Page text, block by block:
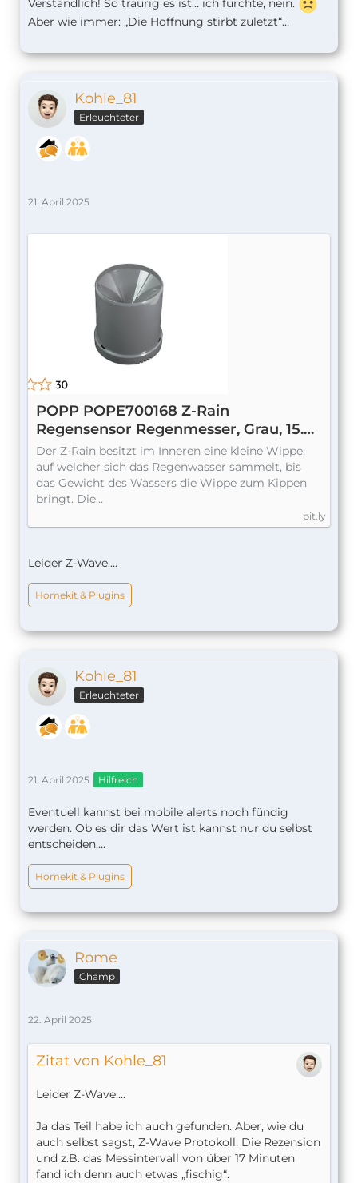
Verständlich! So traurig es ist… ich fürchte, nein.
Aber wie immer: „Die Hoffnung stirbt zuletzt“…
Kohle_81
Erleuchteter
21. April 2025
POPP POPE700168 Z-Rain
Regensensor Regenmesser, Grau, 15.5
x 14.1 x 13.8 cm
Der Z-Rain besitzt im Inneren eine kleine Wippe,
auf welcher sich das Regenwasser sammelt, bis
das Gewicht des Wassers die Wippe zum Kippen
bringt. Die…
bit.ly
Leider Z-Wave….
Homekit & Plugins
Kohle_81
Erleuchteter
21. April 2025 Hilfreich
Eventuell kannst bei mobile alerts noch fündig
werden. Ob es dir das Wert ist kannst nur du selbst
entscheiden….
Homekit & Plugins
Rome
Champ
22. April 2025
Zitat von Kohle_81
Leider Z-Wave….
Ja das Teil habe ich auch gefunden. Aber, wie du
auch selbst sagst, Z-Wave Protokoll. Die Rezension
und z.B. das Messintervall von über 17 Minuten
fand ich denn auch etwas „fischig“.